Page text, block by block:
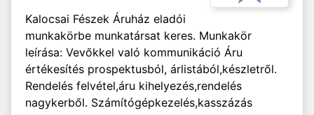
Kalocsai Fészek Áruház eladói
munkakörbe munkatársat keres. Munkakör
leírása: Vevőkkel való kommunikáció Áru
értékesítés prospektusból, árlistából,készletről.
Rendelés felvétel,áru kihelyezés,rendelés
nagykerből. Számítógépkezelés,kasszázás